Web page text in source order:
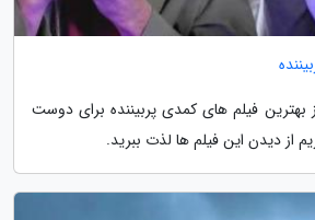
از بهترین فیلم های کمدی پربیننده برای دوست
از دیدن این فیلم ها لذت ببرید.